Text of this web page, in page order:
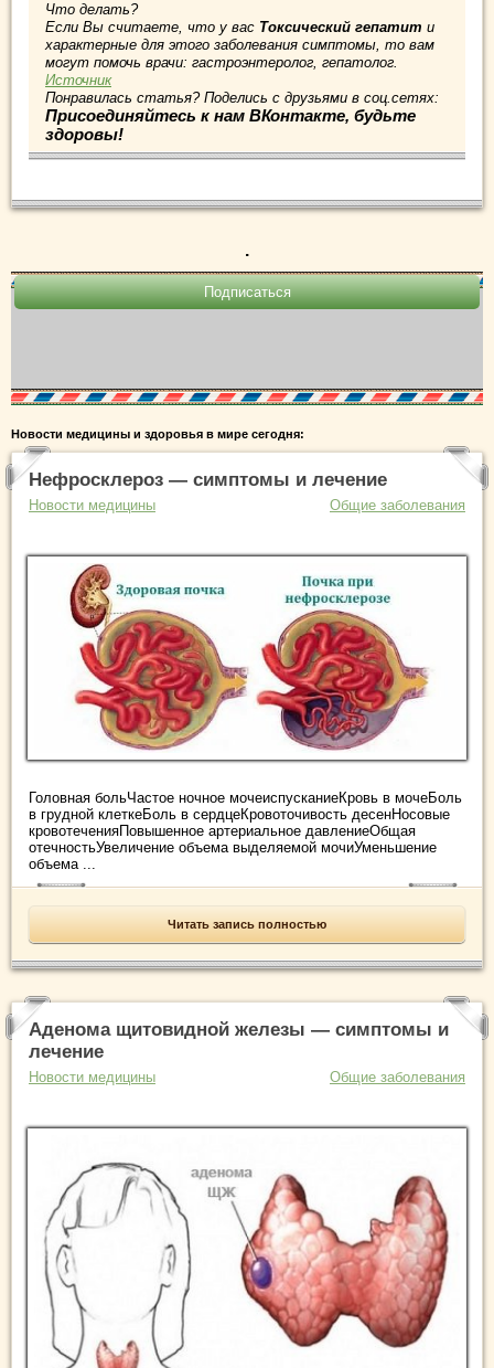
Что делать?
Если Вы считаете, что у вас Токсический гепатит и
характерные для этого заболевания симптомы, то вам
могут помочь врачи: гастроэнтеролог, гепатолог.
Источник
Понравилась статья? Поделись с друзьями в соц.сетях:
Присоединяйтесь к нам ВКонтакте, будьте
здоровы!
.
Новости медицины и здоровья в мире сегодня:
Нефросклероз — симптомы и лечение
Новости медицины Общие заболевания
Головная больЧастое ночное мочеиспусканиеКровь в мочеБоль
в грудной клеткеБоль в сердцеКровоточивость десенНосовые
кровотеченияПовышенное артериальное давлениеОбщая
отечностьУвеличение объема выделяемой мочиУменьшение
объема ...
Читать запись полностью
Аденома щитовидной железы — симптомы и
лечение
Новости медицины Общие заболевания